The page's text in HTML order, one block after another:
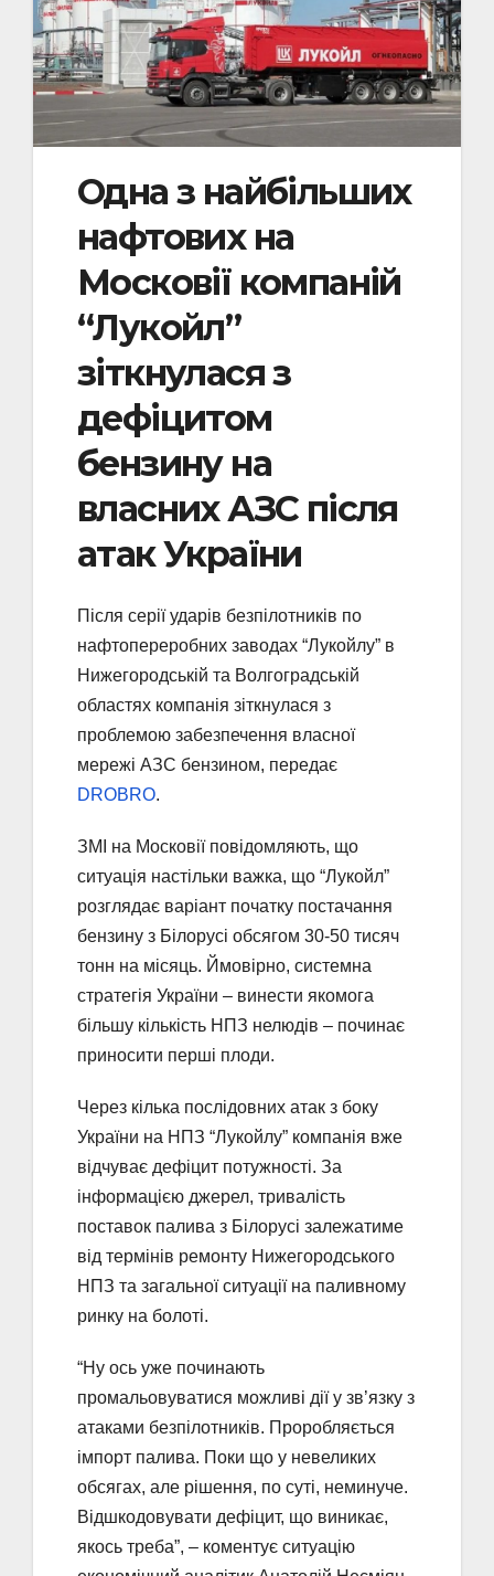
Одна з найбільших
нафтових на
Московії компаній
“Лукойл”
зіткнулася з
дефіцитом
бензину на
власних АЗС після
атак України
Після серії ударів безпілотників по
нафтопереробних заводах “Лукойлу” в
Нижегородській та Волгоградській
областях компанія зіткнулася з
проблемою забезпечення власної
мережі АЗС бензином, передає
DROBRO.
ЗМІ на Московії повідомляють, що
ситуація настільки важка, що “Лукойл”
розглядає варіант початку постачання
бензину з Білорусі обсягом 30-50 тисяч
тонн на місяць. Ймовірно, системна
стратегія України – винести якомога
більшу кількість НПЗ нелюдів – починає
приносити перші плоди.
Через кілька послідовних атак з боку
України на НПЗ “Лукойлу” компанія вже
відчуває дефіцит потужності. За
інформацією джерел, тривалість
поставок палива з Білорусі залежатиме
від термінів ремонту Нижегородського
НПЗ та загальної ситуації на паливному
ринку на болоті.
“Ну ось уже починають
промальовуватися можливі дії у зв’язку з
атаками безпілотників. Проробляється
імпорт палива. Поки що у невеликих
обсягах, але рішення, по суті, неминуче.
Відшкодовувати дефіцит, що виникає,
якось треба”, – коментує ситуацію